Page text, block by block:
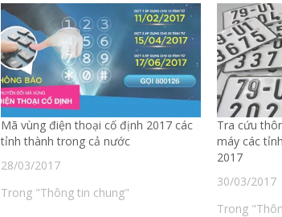
Mã vùng điện thoại cố định 2017 các
tỉnh thành trong cả nước
28/03/2017
Trong "Thông tin chung"
Tra cứu
máy các
2017
30/03/2017
Trong